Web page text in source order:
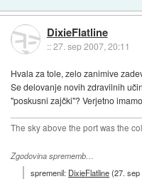
DixieFlatline
::27. sep 2007, 20:11
Hvala za tole, zelo zanimive
Se delovanje novih zdravilnih
"poskusni zajčki"? Verjetno
The sky above the port was the
Zgodovina sprememb…
spremenil: DixieFlatline(27. sep